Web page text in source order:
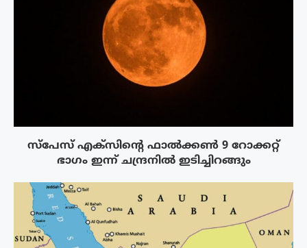
സ്‌പേസ് എക്‌സിൻ്റെ ഫാൽക്കൺ 9 റോക്കറ്റ്
ഭാഗം ഇന്ന് ചന്ദ്രനിൽ ഇടിച്ചിറങ്ങും